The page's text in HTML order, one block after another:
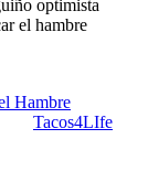
optimista
el hambre
Hambre
Tacos4LIfe